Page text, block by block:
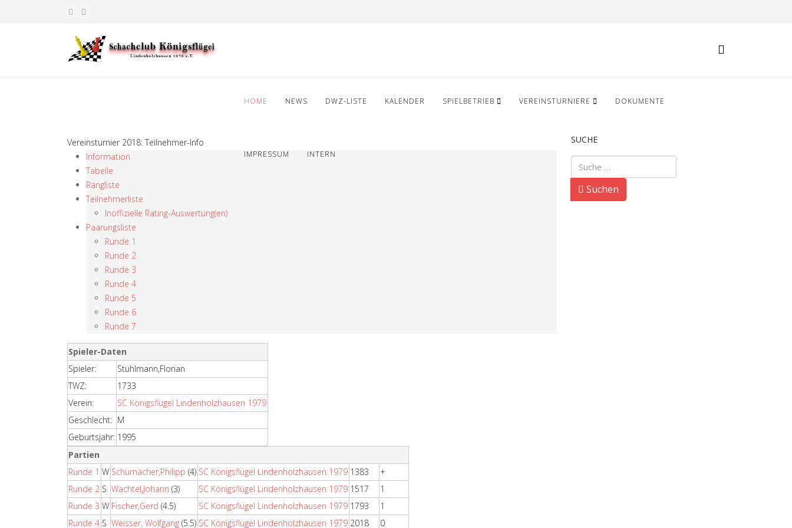
HOME NEWS DWZ-LISTE KALENDER SPIELBETRIEB VEREINSTURNIERE DOKUMENTE
IMPRESSUM INTERN
Vereinsturnier 2018: Teilnehmer-Info
Information
Tabelle
Rangliste
Teilnehmerliste
Inoffizielle Rating-Auswertung(en)
Paarungsliste
Runde 1
Runde 2
Runde 3
Runde 4
Runde 5
Runde 6
Runde 7
Spieler-Daten
Spieler:
Stuhlmann,Florian
TWZ:
1733
Verein:
SC Königsflügel Lindenholzhausen 1979
Geschlecht: M
Geburtsjahr: 1995
Partien
Runde 1 W Schumacher,Philipp (4) SC Königsflügel Lindenholzhausen 1979 1383
+
Runde 2 S Wachtel,Johann (3) SC Königsflügel Lindenholzhausen 1979 1517
1
Runde 3 W Fischer,Gerd (4.5) SC Königsflügel Lindenholzhausen 1979 1793
1
Runde 4 S Weisser, Wolfgang (5.5) SC Königsflügel Lindenholzhausen 1979 2018 0
SUCHE
Suchen
Suchen